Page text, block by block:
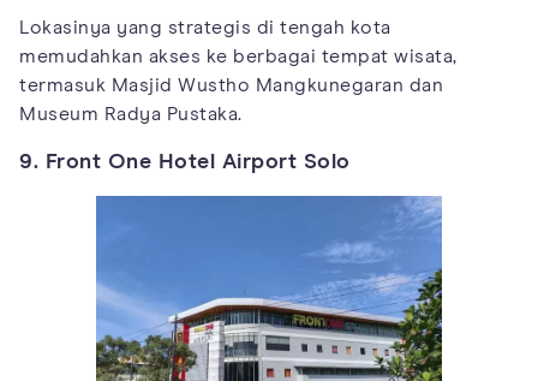
Lokasinya yang strategis di tengah kota
memudahkan akses ke berbagai tempat wisata,
termasuk Masjid Wustho Mangkunegaran dan
Museum Radya Pustaka.
9. Front One Hotel Airport Solo